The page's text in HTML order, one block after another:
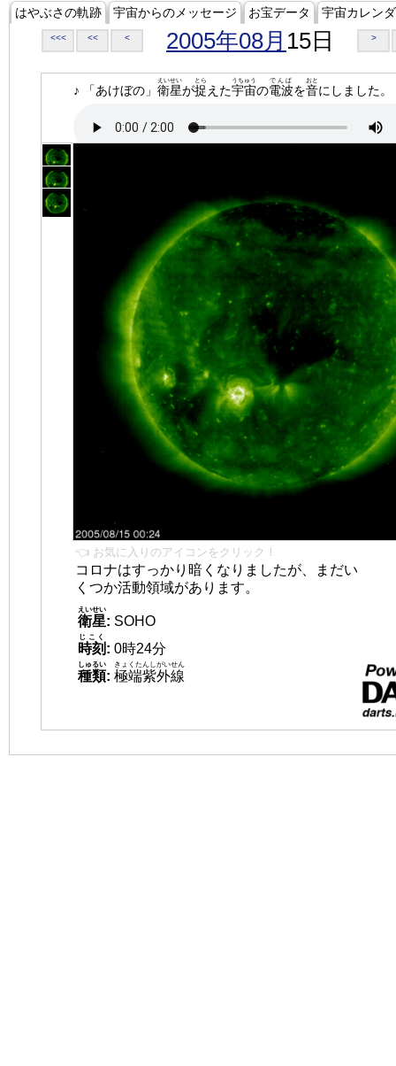
はやぶさの軌跡 宇宙からのメッセージ お宝データ 宇宙カレン
<<< << < 2005年08月 15日 >
♪ 「あけぼの」 衛星
えいせい
が捉
とら
えた宇宙
うちゅう
の電波
でんぱ
を音
おと
にしました。
👈 お気に入りのアイコンをクリック！
コロナはすっかり暗くなりましたが、まだい
くつか活動領域があります。
衛星
えいせい
: SOHO
時刻
じこく
: 0時24分
種類
しゅるい
: 極端紫外線
きょくたんしがいせん